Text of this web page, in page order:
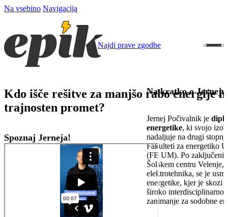
Na vsebino Navigacija
Najdi prave zgodbe
Kdo išče rešitve za manjšo rabo energije
trajnosten promet?
Spoznaj Jerneja!
Na kratko o Jerneju
Jernej Počivalnik je
energetike, ki svojo
nadaljuje na drugi
Fakulteti za energetiko
(FE UM). Po zaključeni
Šolskem centru Velenje,
elektrotehnika, se je
energetike, kjer je skozi
široko interdisciplinarno
zanimanje za sodobne